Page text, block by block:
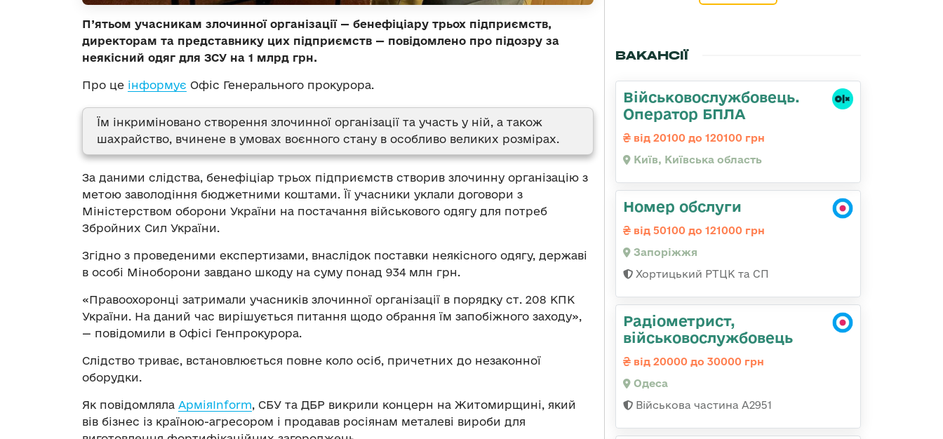
П’ятьом учасникам злочинної організації — бенефіціару трьох підприємств,
директорам та представнику цих підприємств — повідомлено про підозру за
неякісний одяг для ЗСУ на 1 млрд грн.
Про це інформує Офіс Генерального прокурора.
Їм інкриміновано створення злочинної організації та участь у ній, а також
шахрайство, вчинене в умовах воєнного стану в особливо великих розмірах.
За даними слідства, бенефіціар трьох підприємств створив злочинну організацію з
метою заволодіння бюджетними коштами. Її учасники уклали договори з
Міністерством оборони України на постачання військового одягу для потреб
Збройних Сил України.
Згідно з проведеними експертизами, внаслідок поставки неякісного одягу, державі
в особі Міноборони завдано шкоду на суму понад 934 млн грн.
«Правоохоронці затримали учасників злочинної організації в порядку ст. 208 КПК
України. На даний час вирішується питання щодо обрання їм запобіжного заходу»,
— повідомили в Офісі Генпрокурора.
Слідство триває, встановлюється повне коло осіб, причетних до незаконної
оборудки.
Як повідомляла АрміяInform, СБУ та ДБР викрили концерн на Житомирщині, який
вів бізнес із країною-агресором і продавав росіянам металеві вироби для
ВАКАНСІЇ
Військовослужбовець.
Оператор БПЛА
від 20100 до 120100 грн
Київ, Київська область
Номер обслуги
від 50100 до 121000 грн
Запоріжжя
Хортицький РТЦК та СП
Радіометрист,
військовослужбовець
від 20000 до 30000 грн
Одеса
Військова частина А2951